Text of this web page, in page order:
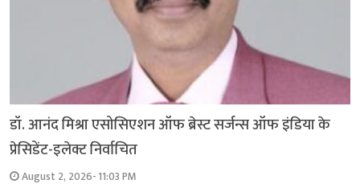
डॉ. आनंद मिश्रा एसोसिएशन ऑफ ब्रेस्ट सर्जन्स ऑफ इंडिया के
प्रेसिडेंट-इलेक्ट निर्वाचित
August 2, 2026- 11:03 PM